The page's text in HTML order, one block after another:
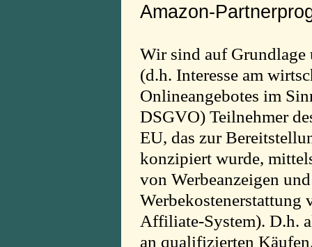
Amazon-
Wir sind auf Grundlage
(d.h. Interesse am
Onlineangebotes im
DSGVO) Teilnehmer
EU, das zur
konzipiert wurde,
von Werbeanzeigen
Werbekostenerstattung
Affiliate-System). D.h.
an qualifizierten